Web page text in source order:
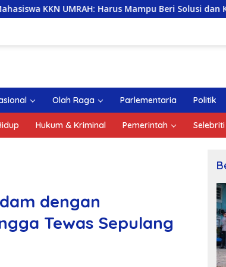
Harus Mampu Beri Solusi dan Kontribusi
Olah Raga Parlementaria Politik
Hukum & Kriminal Pemerintah Selebriti
dengan
Tewas Sepulang